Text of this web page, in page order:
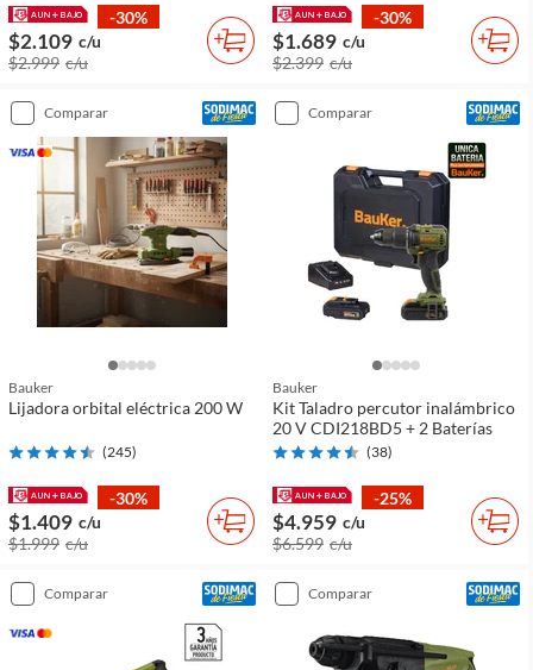
-30%
$2.109 c/u
$2.999 c/u
-30%
$1.689 c/u
$2.399 c/u
comparar
Bauker
Lijadora orbital eléctrica 200 W
(245)
-30%
$1.409 c/u
$1.999 c/u
comparar
Bauker
Kit Taladro percutor inalámbrico
20 V CDI218BD5 + 2 Baterías
(38)
-25%
$4.959 c/u
$6.599 c/u
comparar comparar